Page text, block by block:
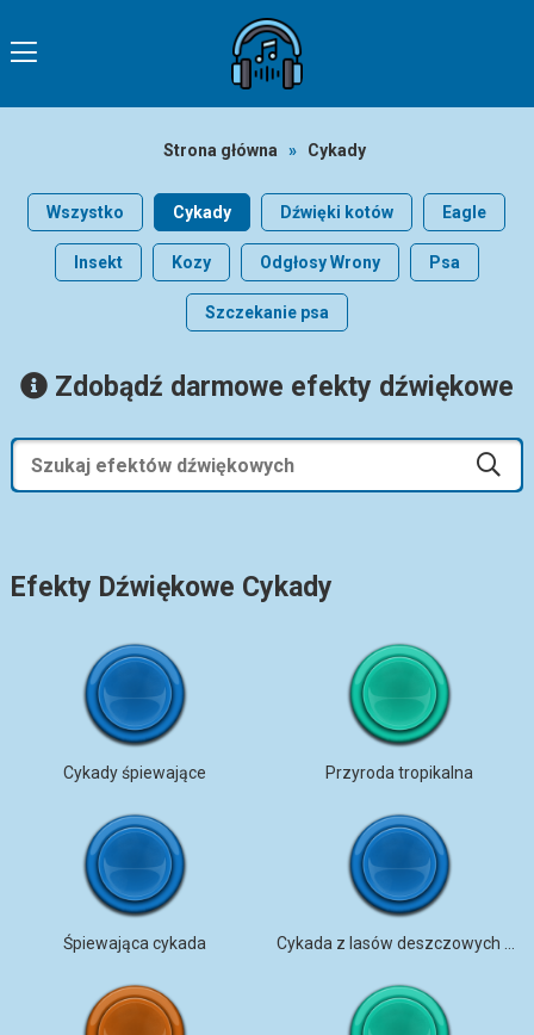
Strona główna » Cykady
Wszystko Cykady Dźwięki kotów Eagle
Insekt Kozy Odgłosy Wrony Psa
Szczekanie psa
Zdobądź darmowe efekty dźwiękowe
Efekty Dźwiękowe Cykady
Cykady śpiewające Przyroda tropikalna
Śpiewająca cykada